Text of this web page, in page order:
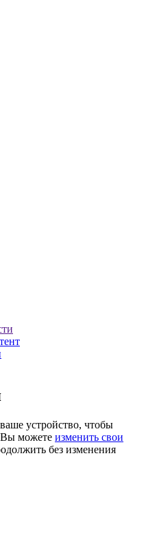
устройство, чтобы
Вы можете изменить свои
без изменения